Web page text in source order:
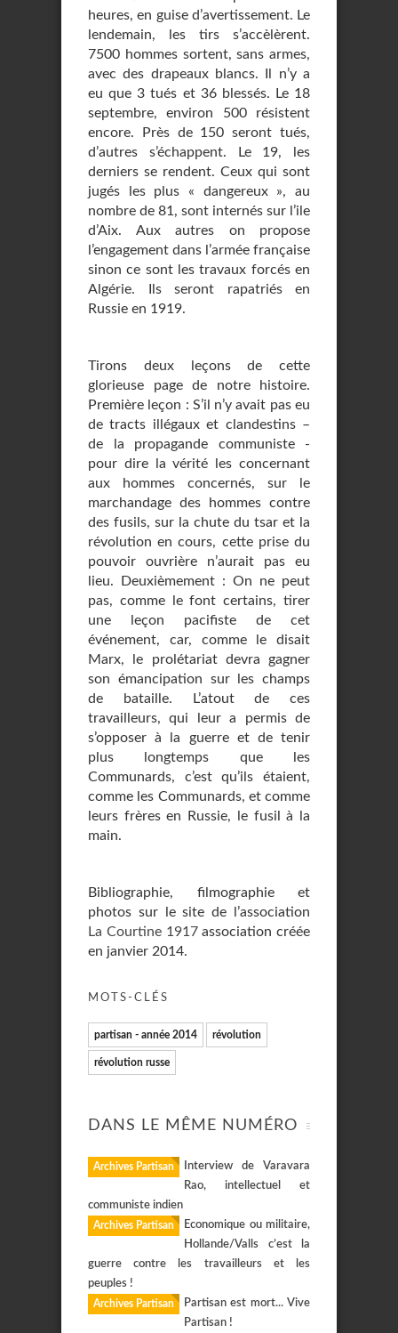
heures, en guise d’avertissement. Le
lendemain, les tirs s’accèlèrent.
7500 hommes sortent, sans armes,
avec des drapeaux blancs. Il n’y a
eu que 3 tués et 36 blessés. Le 18
septembre, environ 500 résistent
encore. Près de 150 seront tués,
d’autres s’échappent. Le 19, les
derniers se rendent. Ceux qui sont
jugés les plus « dangereux », au
nombre de 81, sont internés sur l’ile
d’Aix. Aux autres on propose
l’engagement dans l’armée française
sinon ce sont les travaux forcés en
Algérie. Ils seront rapatriés en
Russie en 1919.
Tirons deux leçons de cette
glorieuse page de notre histoire.
Première leçon : S’il n’y avait pas eu
de tracts illégaux et clandestins –
de la propagande communiste -
pour dire la vérité les concernant
aux hommes concernés, sur le
marchandage des hommes contre
des fusils, sur la chute du tsar et la
révolution en cours, cette prise du
pouvoir ouvrière n’aurait pas eu
lieu. Deuxièmement : On ne peut
pas, comme le font certains, tirer
une leçon pacifiste de cet
événement, car, comme le disait
Marx, le prolétariat devra gagner
son émancipation sur les champs
de bataille. L’atout de ces
travailleurs, qui leur a permis de
s’opposer à la guerre et de tenir
plus longtemps que les
Communards, c’est qu’ils étaient,
comme les Communards, et comme
leurs frères en Russie, le fusil à la
main.
Bibliographie, filmographie et
photos sur le site de l’association
La Courtine 1917association créée
en janvier 2014.
MOTS-CLÉS
partisan - année 2014 révolution
révolution russe
DANS LE MÊME NUMÉRO
Archives Partisan
Interview de Varavara
Rao, intellectuel et
communiste indien
Archives Partisan
Economique ou militaire,
Hollande/Valls c’est la
guerre contre les travailleurs et les
peuples !
Archives Partisan
Partisan est mort... Vive
Partisan !